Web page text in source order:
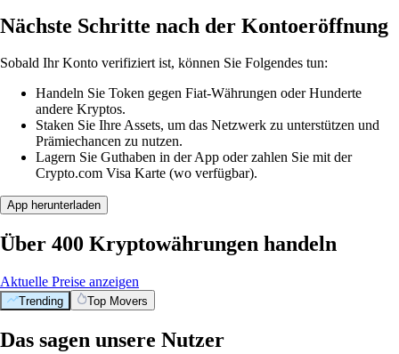
Nächste Schritte nach der Kontoeröffnung
Sobald Ihr Konto verifiziert ist, können Sie Folgendes tun:
Handeln Sie Token gegen Fiat-Währungen oder Hunderte
andere Kryptos.
Staken Sie Ihre Assets, um das Netzwerk zu unterstützen und
Prämiechancen zu nutzen.
Lagern Sie Guthaben in der App oder zahlen Sie mit der
Crypto.com Visa Karte (wo verfügbar).
App herunterladen
Über 400 Kryptowährungen handeln
Aktuelle Preise anzeigen
Trending Top Movers
Das sagen unsere Nutzer